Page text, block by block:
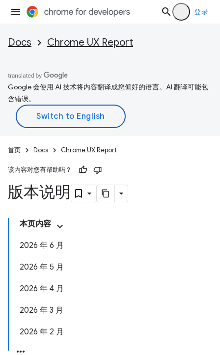
登录
Docs Chrome UX Report
Google 会使用 AI 技术将内容翻译成您偏好的语言。AI 翻译可能包
含错误。
首页 Docs Chrome UX Report
该内容对您有帮助吗？
版本说明
本页内容
2026 年 6 月
2026 年 5 月
2026 年 4 月
2026 年 3 月
2026 年 2 月